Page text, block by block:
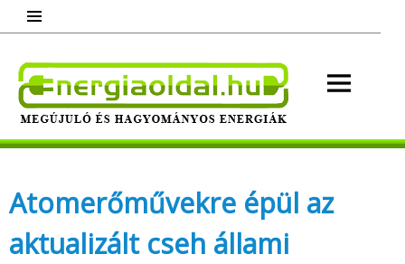
content
Megújuló és hagyományos energiák.
Atomerőművekre épül az
aktualizált cseh állami